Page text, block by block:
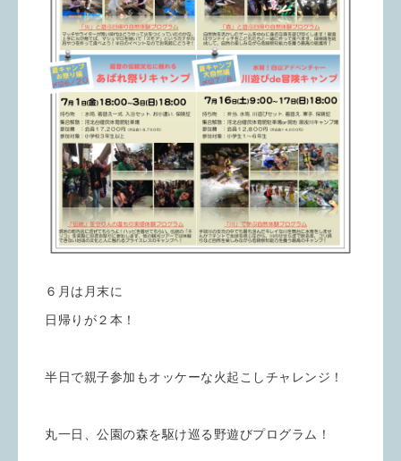
６月は月末に
日帰りが２本！
半日で親子参加もオッケーな火起こしチャレンジ！
丸一日、公園の森を駆け巡る野遊びプログラム！